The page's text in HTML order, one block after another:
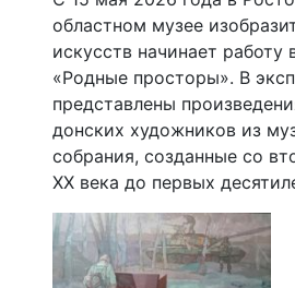
областном музее
искусств начинает работу
«Родные просторы». В
представлены
донских художников из
собрания, созданные со
XX века до первых